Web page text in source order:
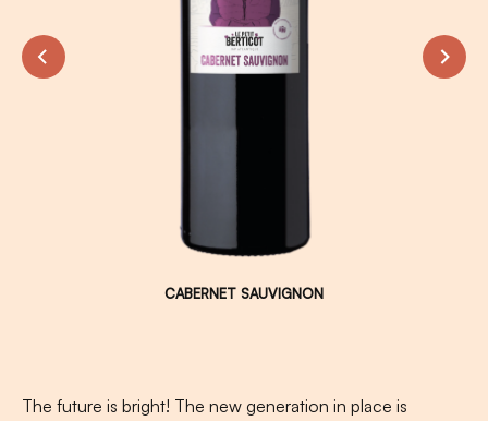
CABERNET SAUVIGNON
The future is bright! The new generation in place is